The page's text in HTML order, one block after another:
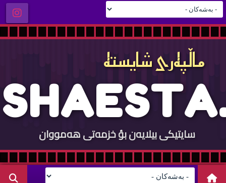
ماڵپه‌ری شایسته‌
SHAESTA.
سایتيكی بيلایه‌ن بؤ خزمه‌تی هه‌مووان